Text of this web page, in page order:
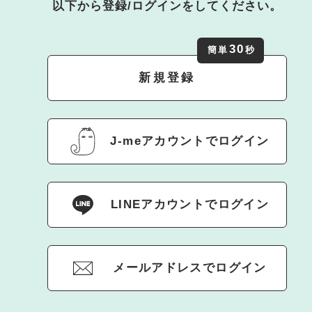
以下から登録/ログインをしてください。
新規登録
簡単 30 秒
J-meアカウントでログイン
LINEアカウントでログイン
メールアドレスでログイン